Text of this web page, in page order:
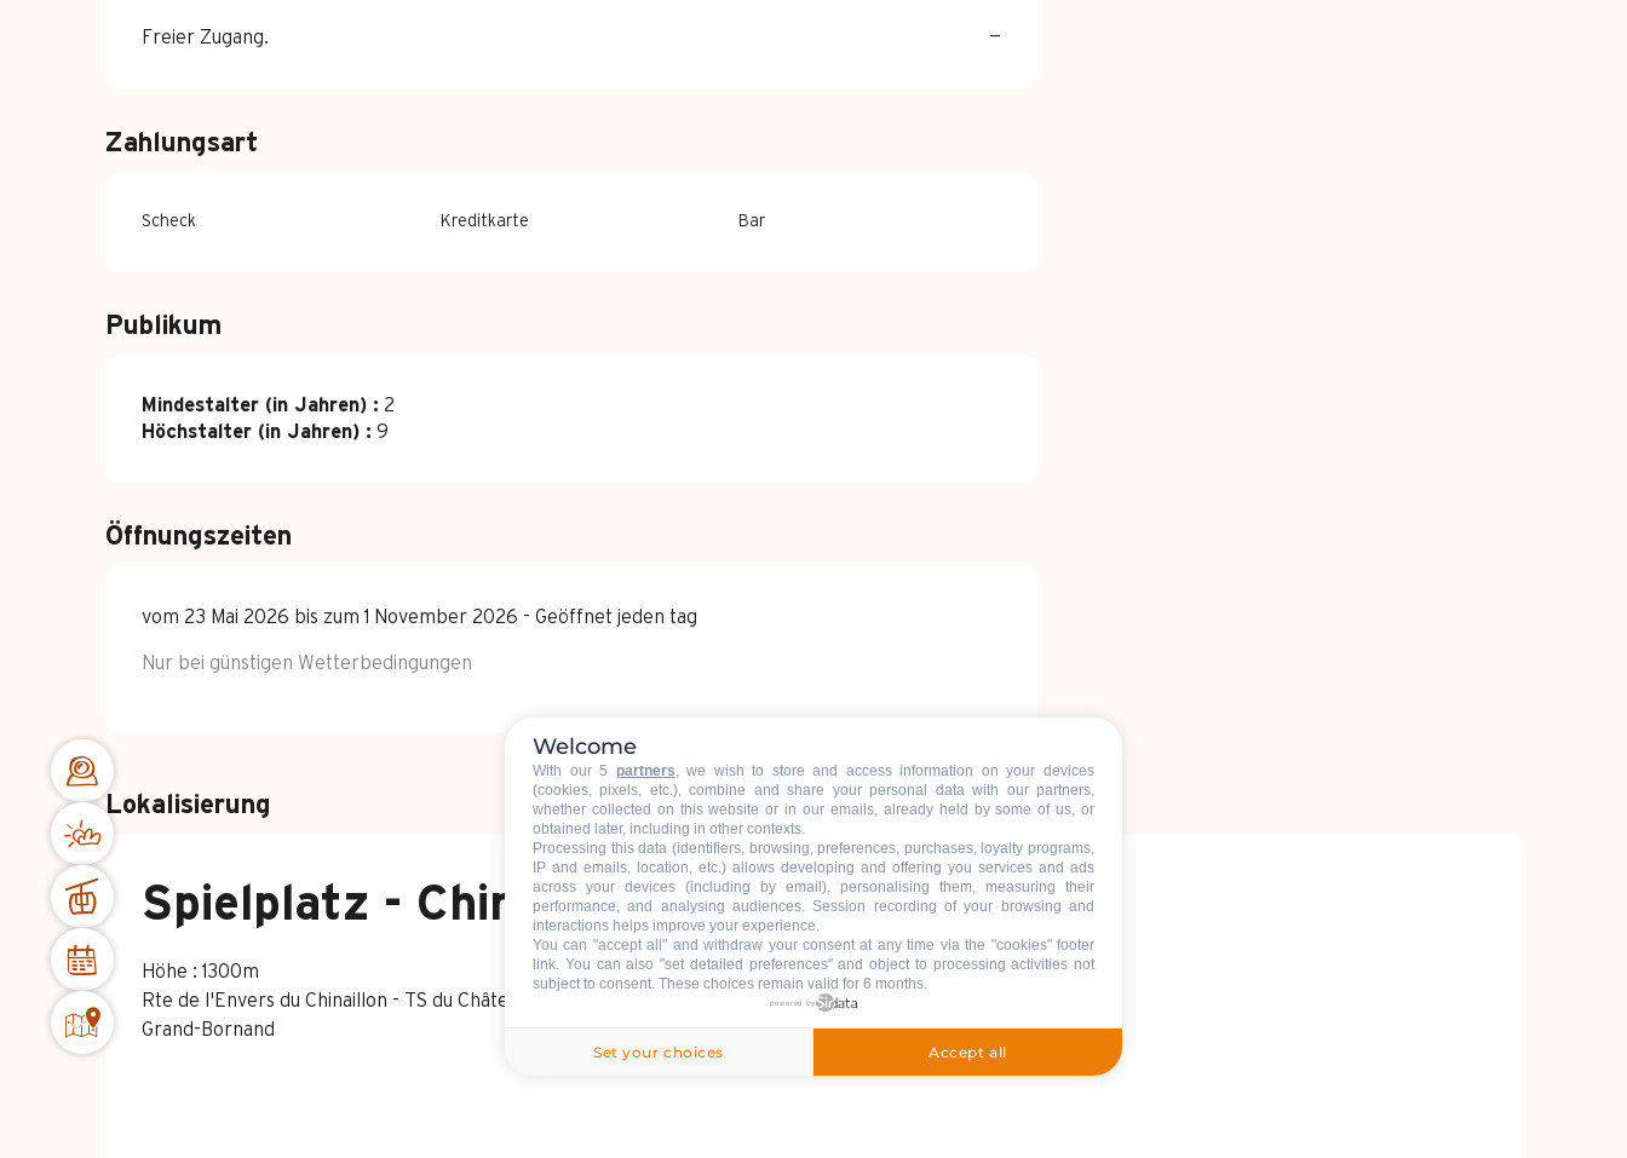
Freier Zugang. —
Zahlungsart
Scheck Kreditkarte Bar
Publikum
Mindestalter (in Jahren) : 2
Höchstalter (in Jahren) : 9
Öffnungszeiten
vom 23 Mai 2026 bis zum 1 November 2026 - Geöffnet jeden tag
Nur bei günstigen Wetterbedingungen
Lokalisierung
Spielplatz - Chinaillon
Höhe : 1300m
Rte de l'Envers du Chinaillon - TS du Châtelet, Le Grand-Bornand Chinaillon, 74450 Le
Grand-Bornand
Welcome
With our 5 partners, we wish to store and access information on your devices
(cookies, pixels, etc.), combine and share your personal data with our partners,
whether collected on this website or in our emails, already held by some of us, or
obtained later, including in other contexts.
Processing this data (identifiers, browsing, preferences, purchases, loyalty programs,
IP and emails, location, etc.) allows developing and offering you services and ads
across your devices (including by email), personalising them, measuring their
performance, and analysing audiences. Session recording of your browsing and
interactions helps improve your experience.
You can "accept all" and withdraw your consent at any time via the "cookies" footer
link. You can also "set detailed preferences" and object to processing activities not
subject to consent. These choices remain valid for 6 months.
powered by
Set your choices Accept all